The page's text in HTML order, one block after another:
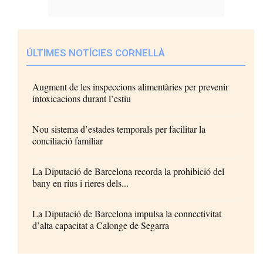
ÚLTIMES NOTÍCIES CORNELLÀ
Augment de les inspeccions alimentàries per prevenir
intoxicacions durant l’estiu
Nou sistema d’estades temporals per facilitar la
conciliació familiar
La Diputació de Barcelona recorda la prohibició del
bany en rius i rieres dels...
La Diputació de Barcelona impulsa la connectivitat
d’alta capacitat a Calonge de Segarra